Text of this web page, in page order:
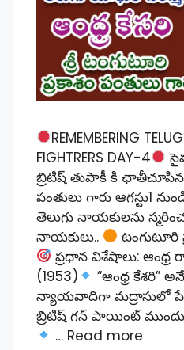
REMEMBERING
FIGHTRERS DAY-4
బ్రిటిష్ తుపాకీ కి
పంతులు గారు ఆగస్టు1
తెలుగు నాయకులను
నాయకులు..
టంగుటూరి
ప్రధాన విశేషాలు: ఆంధ్ర
(1953)
“ఆంధ్ర కేశరి”
న్యాయవాదిగా మద్రాసులో
బ్రిటిష్ గన్ పాయింట్
… Read more